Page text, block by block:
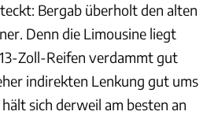
Bergab überholt den alten
Denn die Limousine liegt
Zoll-Reifen verdammt gut
indirekten Lenkung gut ums
sich derweil am besten an